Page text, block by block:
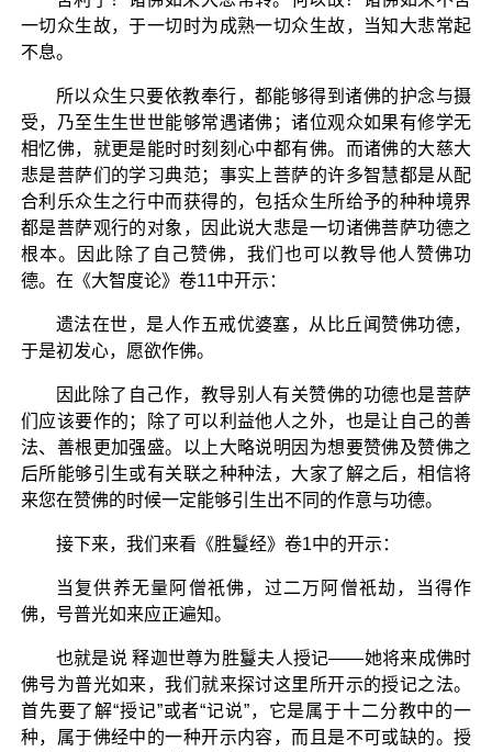
一切众生故，于一切时为成熟一切众生故，当知大悲常起
不息。
所以众生只要依教奉行，都能够得到诸佛的护念与摄
受，乃至生生世世能够常遇诸佛；诸位观众如果有修学无
相忆佛，就更是能时时刻刻心中都有佛。而诸佛的大慈大
悲是菩萨们的学习典范；事实上菩萨的许多智慧都是从配
合利乐众生之行中而获得的，包括众生所给予的种种境界
都是菩萨观行的对象，因此说大悲是一切诸佛菩萨功德之
根本。因此除了自己赞佛，我们也可以教导他人赞佛功
德。在《大智度论》卷11中开示：
遗法在世，是人作五戒优婆塞，从比丘闻赞佛功德，
于是初发心，愿欲作佛。
因此除了自己作，教导别人有关赞佛的功德也是菩萨
们应该要作的；除了可以利益他人之外，也是让自己的善
法、善根更加强盛。以上大略说明因为想要赞佛及赞佛之
后所能够引生或有关联之种种法，大家了解之后，相信将
来您在赞佛的时候一定能够引生出不同的作意与功德。
接下来，我们来看《胜鬘经》卷1中的开示：
当复供养无量阿僧祇佛，过二万阿僧祇劫，当得作
佛，号普光如来应正遍知。
也就是说 释迦世尊为胜鬘夫人授记——她将来成佛时
佛号为普光如来，我们就来探讨这里所开示的授记之法。
首先要了解“授记”或者“记说”，它是属于十二分教中的一
种，属于佛经中的一种开示内容，而且是不可或缺的。授